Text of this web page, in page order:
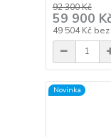
92 300 Kč
59 900
49 504 Kč bez
Novinka